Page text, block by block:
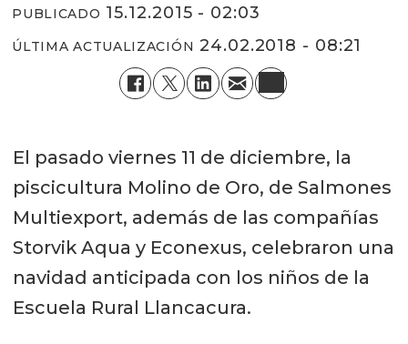
PUBLICADO 15.12.2015 - 02:03
ÚLTIMA ACTUALIZACIÓN 24.02.2018 - 08:21
El pasado viernes 11 de diciembre, la
piscicultura Molino de Oro, de Salmones
Multiexport, además de las compañías
Storvik Aqua y Econexus, celebraron una
navidad anticipada con los niños de la
Escuela Rural Llancacura.